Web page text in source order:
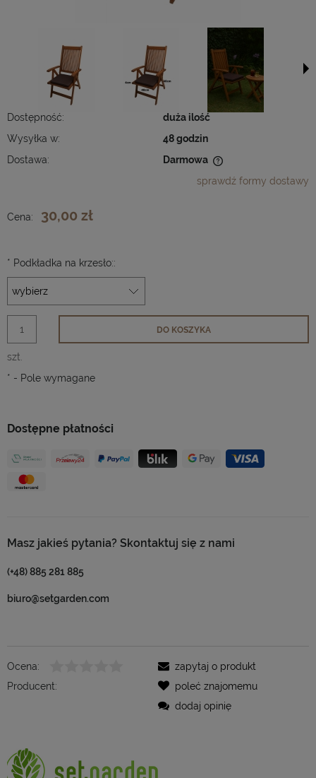
Dostępność:
duża ilość
Wysyłka w:
48 godzin
Dostawa:
Darmowa
sprawdź formy dostawy
Dostępne płatności
Masz jakieś pytania? Skontaktuj się z nami
(+48) 885 281 885
biuro@setgarden.com
Cena: 30,00 zł
* Podkładka na krzesło::
szt.
DO KOSZYKA
* - Pole wymagane
Ocena:
Producent:
zapytaj o produkt
poleć znajomemu
dodaj opinię